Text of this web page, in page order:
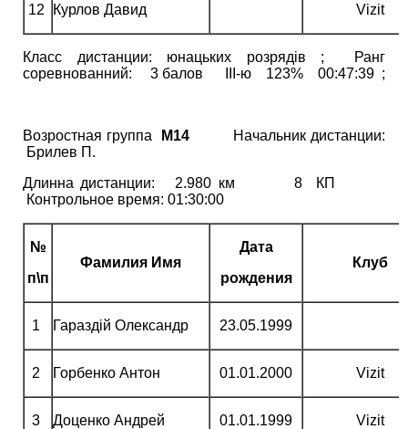
12 Курлов Давид Vizit
Класс дистанции: юнацьких розрядів ; Ранг
соревнованний: 3 балов ІІІ-ю 123% 00:47:39 ;
Возростная группа М14
Начальник дистанции:
Брилев П.
Длинна дистанции: 2.980 км 8 КП
Контрольное время: 01:30:00
№
п\п
Фамилия Имя
Дата
рождения
Клуб
1 Гараздій Олександр 23.05.1999
2 Горбенко Антон 01.01.2000 Vizit
3 Доценко Андрей 01.01.1999 Vizit